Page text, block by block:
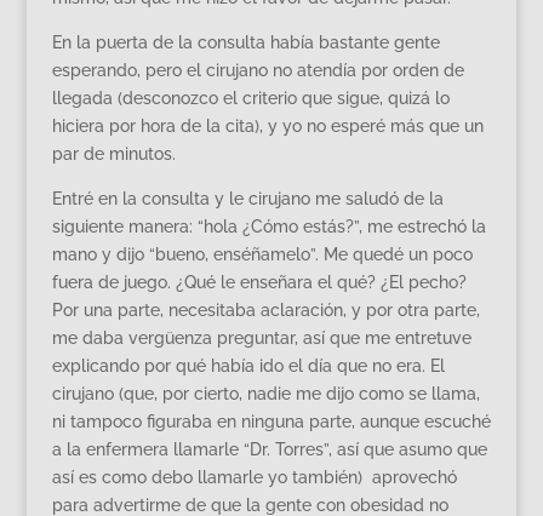
En la puerta de la consulta había bastante gente
esperando, pero el cirujano no atendía por orden de
llegada (desconozco el criterio que sigue, quizá lo
hiciera por hora de la cita), y yo no esperé más que un
par de minutos.
Entré en la consulta y le cirujano me saludó de la
siguiente manera: “hola ¿Cómo estás?”, me estrechó la
mano y dijo “bueno, enséñamelo”. Me quedé un poco
fuera de juego. ¿Qué le enseñara el qué? ¿El pecho?
Por una parte, necesitaba aclaración, y por otra parte,
me daba vergüenza preguntar, así que me entretuve
explicando por qué había ido el día que no era. El
cirujano (que, por cierto, nadie me dijo como se llama,
ni tampoco figuraba en ninguna parte, aunque escuché
a la enfermera llamarle “Dr. Torres”, así que asumo que
así es como debo llamarle yo también) aprovechó
para advertirme de que la gente con obesidad no